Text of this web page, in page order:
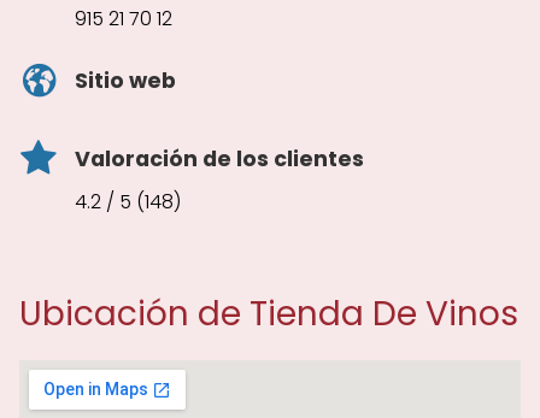
915 21 70 12
Sitio web
Valoración de los clientes
4.2 / 5 (148)
Ubicación de Tienda De Vinos